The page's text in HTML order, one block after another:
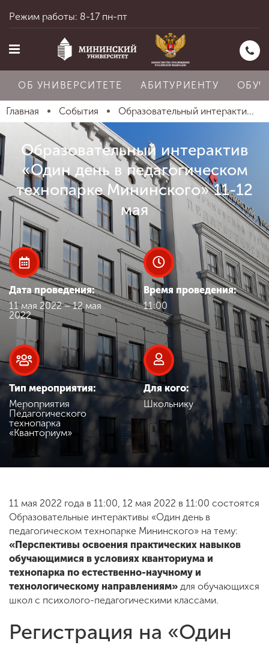
Главная
Об университете
Абитуриенту
Обучение
Наука
Международная
деятельность
Другие виды
деятельности
Студенческая жизнь
Сведения об
образовательной
организации
ENG SPN CHI
Приемная
Режим работы: 8-17 пн-пт
ОБ УНИВЕРСИТЕТЕ АБИТУРИЕНТУ
Главная События Образовательный интеракти...
Образовательный интерактив
«Один день в педагогическом
технопарке Мининского» 11-12
мая
Дата проведения:
11 мая 2022 – 12 мая
2022
Время проведения:
11:00
Тип мероприятия:
Мероприятия
Педагогического
технопарка
«Кванториум»
Для кого:
Школьнику
11 мая 2022 года в 11:00, 12 мая 2022 в 11:00 состоятся
Образовательные интерактивы «Один день в
педагогическом технопарке Мининского» на тему:
«Перспективы освоения практических навыков
обучающимися в условиях кванториума и
технопарка по естественно-научному и
технологическому направлениям» для обучающихся
школ с психолого-педагогическими классами.
Регистрация на «Один